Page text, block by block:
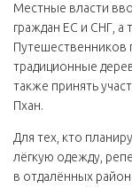
Местные власти
граждан ЕС и СНГ, а
Путешественников
традиционные
также принять
Пхан.
Для тех, кто
лёгкую одежду,
в отдалённых